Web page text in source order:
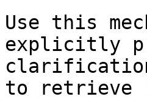
Use this
explicitly